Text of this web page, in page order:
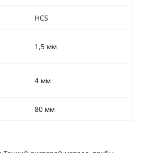
HCS
1,5 мм
4 мм
80 мм